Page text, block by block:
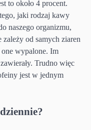
to około 4 procent.
jaki rodzaj kawy
naszego organizmu,
zależy od samych ziaren
wypalone. Im
Trudno więc
jest w jednym